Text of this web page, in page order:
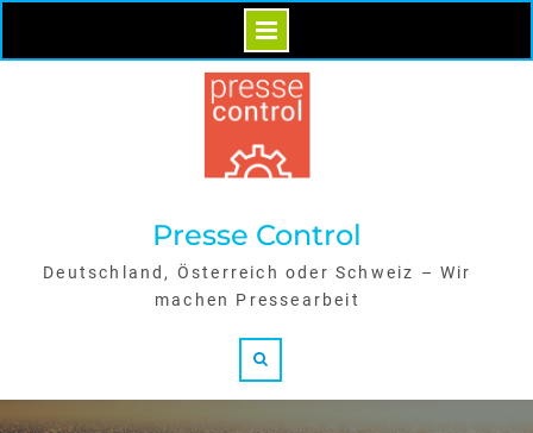
Skip
Presse Control
Deutschland, Österreich oder Schweiz – Wir
machen Pressearbeit